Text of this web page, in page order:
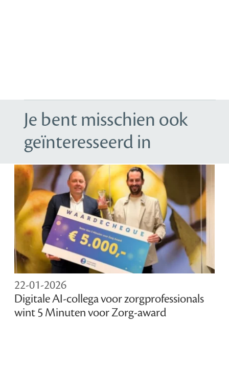
Je bent misschien ook
geïnteresseerd in
22-01-2026
Digitale AI-collega voor zorgprofessionals
wint 5 Minuten voor Zorg-award